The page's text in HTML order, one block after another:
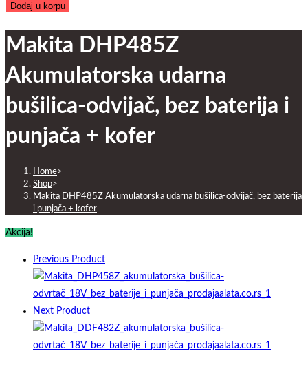
Dodaj u korpu
Makita DHP485Z
Akumulatorska udarna
bušilica-odvijač, bez baterija i
punjača + kofer
Home>
Shop>
Makita DHP485Z Akumulatorska udarna bušilica-odvijač, bez baterija
i punjača + kofer
Akcija!
Previous Product
Next Product